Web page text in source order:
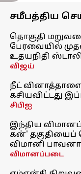
சமீபத்திய
தொகுதி
பேரவையில்
உதயநிதி
விஜய்
நீட்
கசியவிட்டது
சிபிஐ
இந்திய
கன்'
விமானி
விமானப்படை